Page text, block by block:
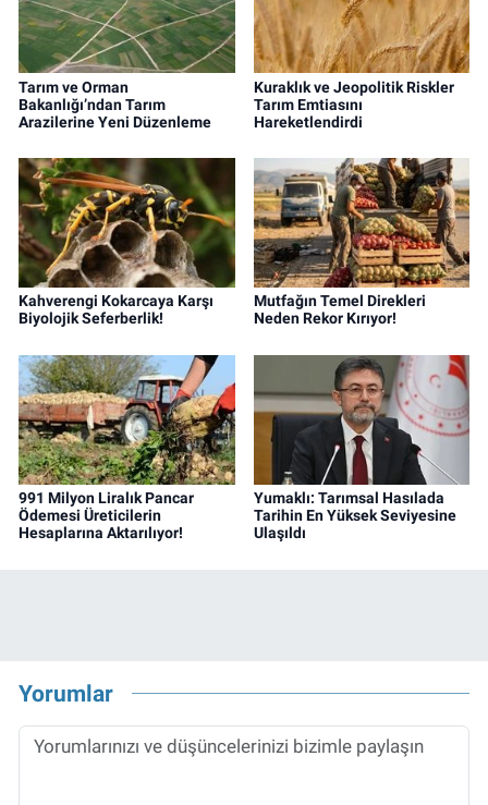
Tarım ve Orman
Bakanlığı’ndan Tarım
Arazilerine Yeni Düzenleme
Kuraklık ve Jeopolitik Riskler
Tarım Emtiasını
Hareketlendirdi
Kahverengi Kokarcaya Karşı
Biyolojik Seferberlik!
Mutfağın Temel Direkleri
Neden Rekor Kırıyor!
991 Milyon Liralık Pancar
Ödemesi Üreticilerin
Hesaplarına Aktarılıyor!
Yumaklı: Tarımsal Hasılada
Tarihin En Yüksek Seviyesine
Ulaşıldı
Yorumlar